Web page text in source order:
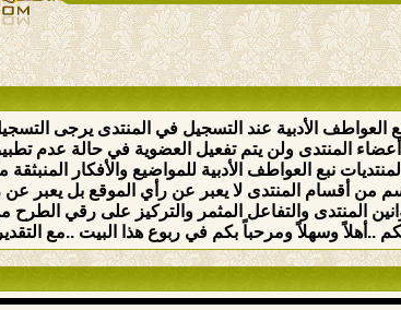
العواطف الأدبية عند التسجيل في المنتدى يرجى
المنتدى ولن يتم تفعيل العضوية في حالة عدم
نبع العواطف الأدبية للمواضيع والأفكار
من أقسام المنتدى لا يعبر عن رأي الموقع بل يعبر عن
المنتدى والتفاعل المثمر والتركيز على رقي
..أهلاً وسهلاً ومرحباً بكم في ربوع هذا البيت ..مع التقدير